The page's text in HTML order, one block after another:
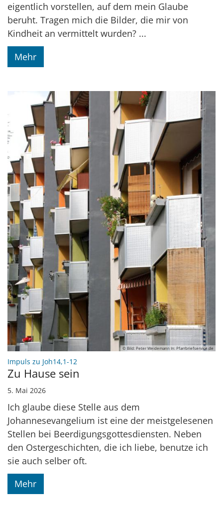
eigentlich vorstellen, auf dem mein Glaube
beruht. Tragen mich die Bilder, die mir von
Kindheit an vermittelt wurden? ...
Mehr
© Bild: Peter Weidemann In: Pfarrbriefservice.de
Impuls zu Joh14,1-12
Zu Hause sein
5. Mai 2026
Ich glaube diese Stelle aus dem
Johannesevangelium ist eine der meistgelesenen
Stellen bei Beerdigungsgottesdiensten. Neben
den Ostergeschichten, die ich liebe, benutze ich
sie auch selber oft.
Mehr